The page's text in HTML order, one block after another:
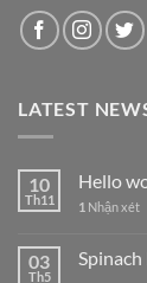
LATEST
10
Th11
Hello
1 Nhận xét
03
Th5
Spinach